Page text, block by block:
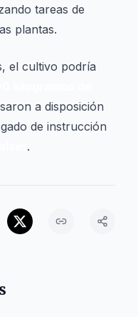
tareas de
plantas.
el cultivo podría
a disposición
de instrucción
.